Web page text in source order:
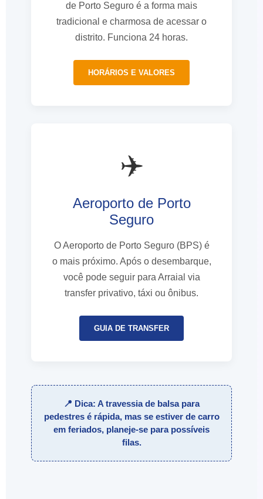
de Porto Seguro é a forma mais
tradicional e charmosa de acessar o
distrito. Funciona 24 horas.
HORÁRIOS E VALORES
✈️
Aeroporto de Porto
Seguro
O Aeroporto de Porto Seguro (BPS) é
o mais próximo. Após o desembarque,
você pode seguir para Arraial via
transfer privativo, táxi ou ônibus.
GUIA DE TRANSFER
📍 Dica: A travessia de balsa para
pedestres é rápida, mas se estiver de carro
em feriados, planeje-se para possíveis
filas.